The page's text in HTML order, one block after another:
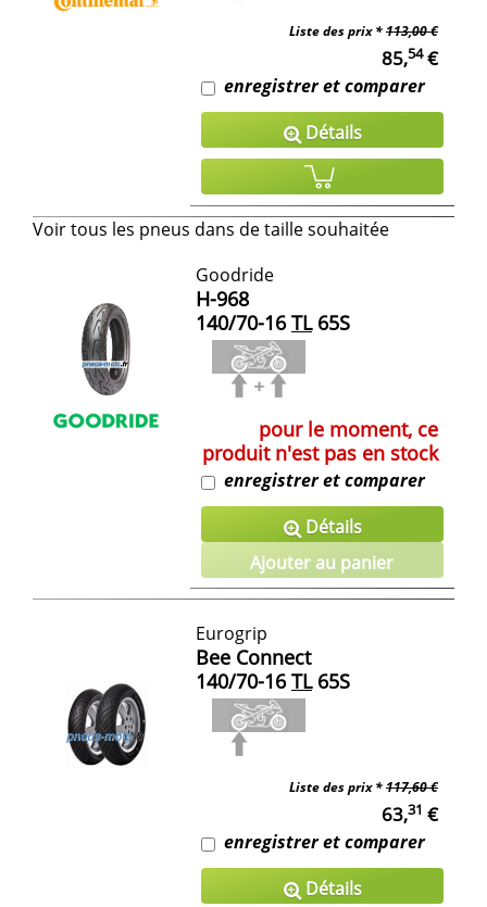
Liste des prix *113,00 €
85,54€
enregistrer et comparer
Détails
Voir tous les pneus dans de taille souhaitée
Goodride
H-968
140/70-16 TL65S
pour le moment, ce
produit n'est pas en stock
enregistrer et comparer
Détails
Ajouter au panier
Eurogrip
Bee Connect
140/70-16 TL65S
Liste des prix *117,60 €
63,31 €
enregistrer et comparer
Détails